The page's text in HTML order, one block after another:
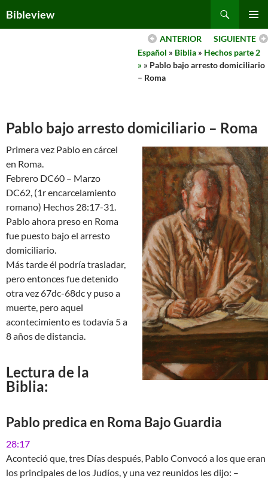
toBibleview
MENU
SIGUIENTE
ANTERIOR
Español » Biblia » Hechos parte 2
» » Pablo bajo arresto domiciliario
– Roma
Pablo bajo arresto domiciliario – Roma
Primera vez Pablo en cárcel
en Roma.
Febrero DC60 – Marzo
DC62, (1r encarcelamiento
romano) Hechos 28:17-31.
Pablo ahora preso en Roma
fue puesto bajo el arresto
domiciliario.
Más tarde él podría trasladar,
pero entonces fue detenido
otra vez 67dc-68dc y puso a
muerte, pero aquel
acontecimiento es todavía 5 a
8 años de distancia.
Lectura de la
Biblia:
Pablo predica en Roma Bajo Guardia
28:17
Aconteció que, tres Días después, Pablo Convocó a los que eran
los principales de los Judíos, y una vez reunidos les dijo: –